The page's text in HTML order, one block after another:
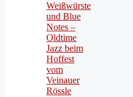
Weißwürste
und Blue
Notes –
Oldtime
Jazz beim
Hoffest
vom
Veinauer
Rössle